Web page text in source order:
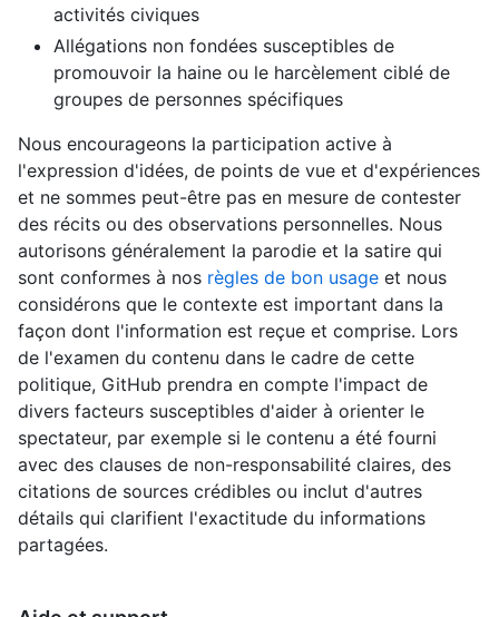
activités civiques
Allégations non fondées susceptibles de
promouvoir la haine ou le harcèlement ciblé de
groupes de personnes spécifiques
Nous encourageons la participation active à
l'expression d'idées, de points de vue et d'expériences
et ne sommes peut-être pas en mesure de contester
des récits ou des observations personnelles. Nous
autorisons généralement la parodie et la satire qui
sont conformes à nos règles de bon usage et nous
considérons que le contexte est important dans la
façon dont l'information est reçue et comprise. Lors
de l'examen du contenu dans le cadre de cette
politique, GitHub prendra en compte l'impact de
divers facteurs susceptibles d'aider à orienter le
spectateur, par exemple si le contenu a été fourni
avec des clauses de non-responsabilité claires, des
citations de sources crédibles ou inclut d'autres
détails qui clarifient l'exactitude du informations
partagées.